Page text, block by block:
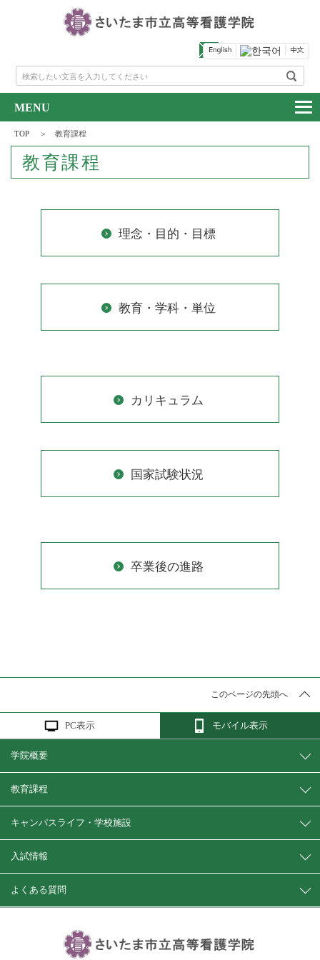
お問い合わせ
検索したい文言を入力してください
TOP 教育課程
教育課程
理念・目的・目標
教育・学科・単位
カリキュラム
国家試験状況
卒業後の進路
このページの先頭へ
PC表示 モバイル表示
学院概要
教育課程
キャンパスライフ・学校施設
入試情報
よくある質問